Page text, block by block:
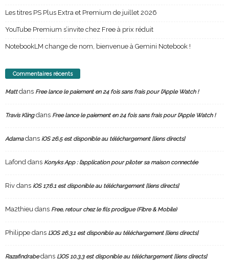
Les titres PS Plus Extra et Premium de juillet 2026
YouTube Premium s’invite chez Free à prix réduit
NotebookLM change de nom, bienvenue à Gemini Notebook !
Commentaires récents
Mattdans Free lance le paiement en 24 fois sans frais pour l’Apple Watch !
Travis Klingdans Free lance le paiement en 24 fois sans frais pour l’Apple Watch !
Adamadans iOS 26.5 est disponible au téléchargement [liens directs]
Lafond dans Konyks App : l’application pour piloter sa maison connectée
Riv dans iOS 17.6.1 est disponible au téléchargement [liens directs]
Ma2thieu dans Free, retour chez le fils prodigue (Fibre & Mobile)
Philippe dans L’iOS 26.3.1 est disponible au téléchargement [liens directs]
Razafindrabedans L’iOS 10.3.3 est disponible au téléchargement [liens directs]